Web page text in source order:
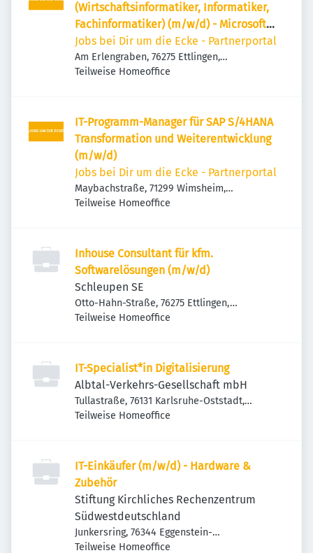
(Wirtschaftsinformatiker, Informatiker,
Fachinformatiker) (m/w/d) - Microsoft
Azure, AKS, Azure Functions
Jobs bei Dir um die Ecke - Partnerportal
Am Erlengraben, 76275 Ettlingen,
Deutschland
Teilweise Homeoffice
IT-Programm-Manager für SAP S/4HANA
Transformation und Weiterentwicklung
(m/w/d)
Jobs bei Dir um die Ecke - Partnerportal
Maybachstraße, 71299 Wimsheim,
Deutschland
Teilweise Homeoffice
Inhouse Consultant für kfm.
Softwarelösungen (m/w/d)
Schleupen SE
Otto-Hahn-Straße, 76275 Ettlingen,
Deutschland
Teilweise Homeoffice
IT-Specialist*in Digitalisierung
Albtal-Verkehrs-Gesellschaft mbH
Tullastraße, 76131 Karlsruhe-Oststadt,
Deutschland
Teilweise Homeoffice
IT-Einkäufer (m/w/d) - Hardware &
Zubehör
Stiftung Kirchliches Rechenzentrum
Südwestdeutschland
Junkersring, 76344 Eggenstein-
Leopoldshafen-Eggenstein, Deutschland
Teilweise Homeoffice